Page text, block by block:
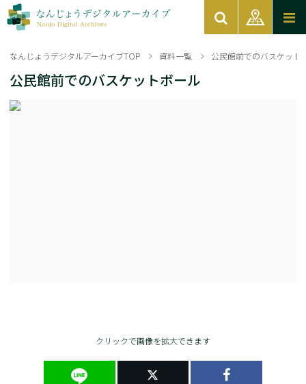
なんじょうデジタルアーカイブTOP 資料一覧 公民館前でのバスケット
公民館前でのバスケットボール
クリックで画像を拡大できます